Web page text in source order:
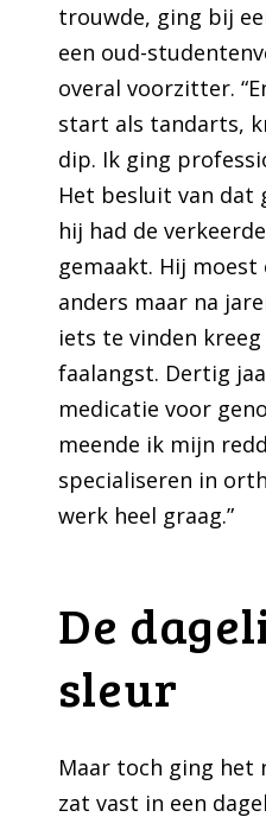
trouwde, ging bij
een oud-
overal voorzitter.
start als tandarts,
dip. Ik ging
Het besluit van dat
hij had de
gemaakt. Hij
anders maar na
iets te vinden
faalangst. Dertig
medicatie voor
meende ik mijn
specialiseren in
werk heel graag.”
De
sleur
Maar toch ging het
zat vast in een